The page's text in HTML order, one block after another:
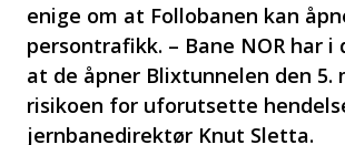
enige om at Follobanen kan
persontrafikk. – Bane NOR har i
at de åpner Blixtunnelen den 5.
risikoen for uforutsette
jernbanedirektør Knut Sletta.